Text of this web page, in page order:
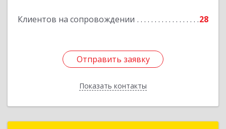
Клиентов на сопровождении 28
Отправить заявку
Показать контакты
Отправить заявку
Назад